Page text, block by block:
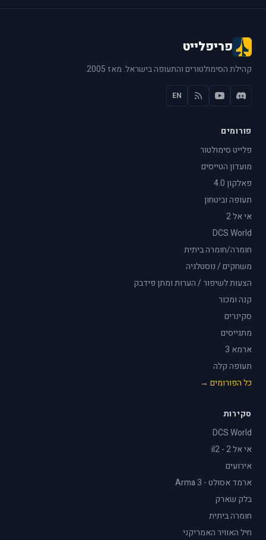
פריפלייט
קהילת הסימולטורים והתעופה בישראל. מאז 2005.
EN
פורומים
פלייט סימולטור
מועדון הטייסים
פאלקון 4.0
תעופה וביטחון
אי אל 2
DCS World
חומרה/חומרה ביתית
משחקים / נוסטלגיה
הצעות לשיפור / הערות ומתן פידבק
קנה ומכור
סקינרים
מתגייסים
ארמא 3
תעופה קלה
כל הפורומים →
סקירות
DCS World
אי אל 2 - il2
אירועים
ארמד אסולט - Arma 3
בלק שארק
חומרה ביתית
חיל האוויר האמריקני